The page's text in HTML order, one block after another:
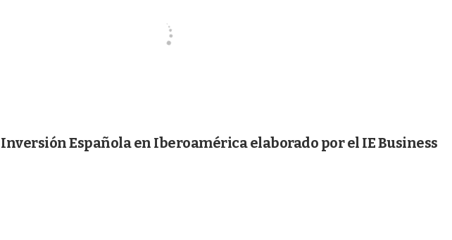
Española en Iberoamérica elaborado por el IE Business